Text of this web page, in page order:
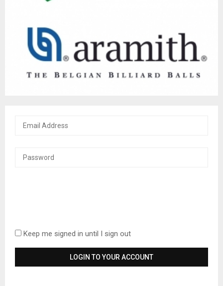
Keep me signed in until I sign out